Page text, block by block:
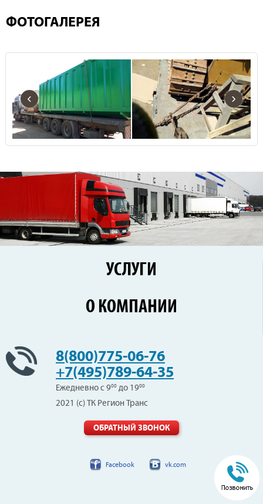
ФОТОГАЛЕРЕЯ
‹ ›
УСЛУГИ
Железнодорожные перевозки
Негабаритные перевозки
О КОМПАНИИ
Клиенты
Вопрос-Ответ
Отзывы
Вакансии
Контакты
8(800)775-06-76
+7(495)789-64-35
Ежедневно с 900 до 1900
2021 (с) ТК Регион Транс
ОБРАТНЫЙ ЗВОНОК
Facebook vk.com